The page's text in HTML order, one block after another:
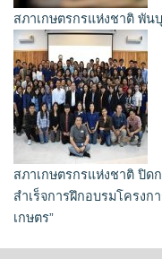
สภาเกษตรกรแห่งชาติ พัน
สภาเกษตรกรแห่งชาติ ปิด
สำเร็จการฝึกอบรมโครง
เกษตร”